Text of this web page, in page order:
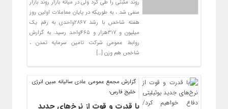
روند مثبتی را طی کرد ولی در میانه بازار روند بازار
منفی شد ، به طوریکه در پایان معاملات اولین روز
هفته شاخص با رشد ۲۸۶۷واحدی به رقم یک
میلیون و ۳۱۷هزار و ۴۶۵واحد رسید. به گزارش
روابط عمومی شرکت تامین سرمایه تمدن ،
شاخص هم وزن […]
گزارش مجمع عمومی عادی سالیانه مبین انرژی
خلیج فارس؛